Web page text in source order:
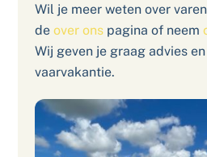
Wil je meer weten over
de over onspagina of neem
Wij geven je graag advies
vaarvakantie.